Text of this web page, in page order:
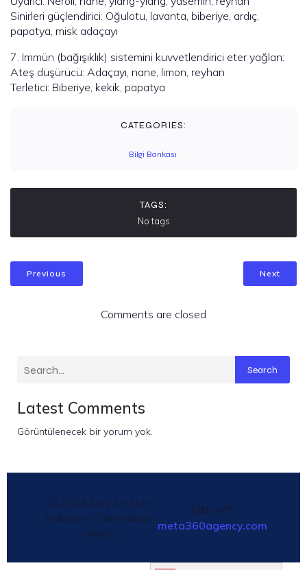
Sinirleri güçlendirici: Oğulotu, lavanta, biberiye, ardıç,
papatya, misk adaçayı
7. Immün (bağışıklık) sistemini kuvvetlendirici eter yağlan:
Ateş düşürücü: Adaçayı, nane, limon, reyhan
Terletici: Biberiye, kekik, papatya
CATEGORIES:
Bilgi Bankası
TAGS:
No tags
Previous Next
Comments are closed
Search
Latest Comments
Görüntülenecek bir yorum yok.
© 2026 Doç. Dr. Nuri
Haksever · Tüm hakları
saklıdır.
Edit with
meta360agency.com